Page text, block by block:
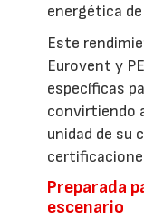
energética
Este
Eurovent y
específicas
convirtiendo
unidad de su
Preparada
escenario